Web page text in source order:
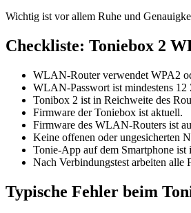
Wichtig ist vor allem Ruhe und
Checkliste: Toniebox 2
WLAN-Router verwendet WPA2
WLAN-Passwort ist mindestens 12
Tonibox 2 ist in Reichweite des
Firmware der Toniebox ist aktuell.
Firmware des WLAN-Routers ist
Keine offenen oder ungesicherten
Tonie-App auf dem Smartphone
Nach Verbindungstest arbeiten
Typische Fehler beim